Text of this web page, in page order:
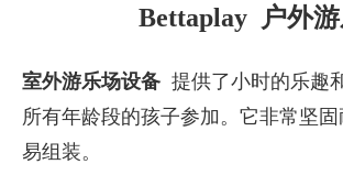
Bettaplay 户外
室外游乐场设备 提供了小时的乐趣
所有年龄段的孩子参加。它非常坚
易组装。